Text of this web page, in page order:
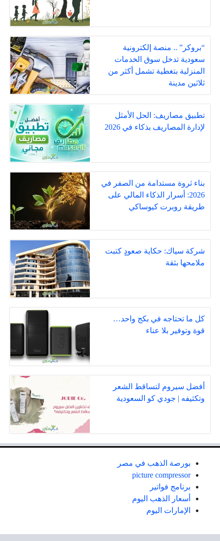
“بروكر” .. منصة إلكترونية
سعودية تدخل سوق الخدمات
المنزلية بتغطية تشمل أكثر من
ثلاثين مدينة
تطبيق مصاريف: الحل الأمثل
لإدارة المصاريف بذكاء في 2026
بناء ثروة مستدامة من الصفر في
2026: أسرار الذكاء المالي على
طريقة روبرت كيوساكي
شركة سياك: حكاية صعودٍ كتبت
ملامحها بثقة
كل ما تحتاجه في بكج واحد…
قوة وتوفير بلا عناء
أفضل سيروم لتساقط الشعر
وتكثيفه | جودي كو السعودية
بورصة الذهب في مصر
picture compressor
برنامج فواتير
أسعار الذهب اليوم
الإمارات اليوم